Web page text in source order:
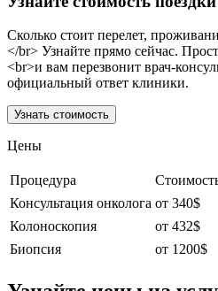
Сколько стоит перелет,
</br> Узнайте прямо сейчас.
<br>и вам перезвонит врач-
официальный ответ клиники.
Узнать стоимость
Цены
Процедура
Консультация онколога от 340$
Колоноскопия
от 432$
Биопсия
от 1200$